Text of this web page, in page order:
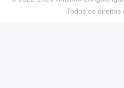
Todos os direitos